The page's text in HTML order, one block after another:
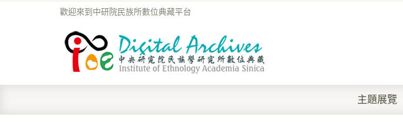
歡迎來到中研院民族所數位典藏平台
主題展覽